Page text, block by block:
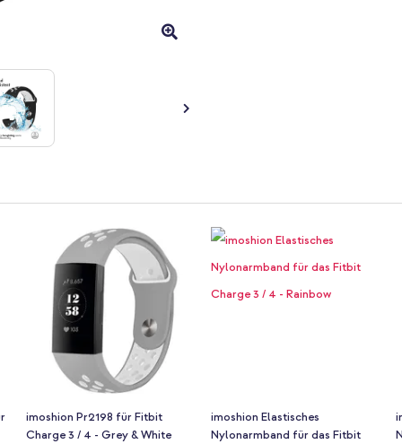
imoshion Pr2198 für Fitbit
Charge 3 / 4 - Grey & White
imoshion Elastisches
Nylonarmband für das Fitbit